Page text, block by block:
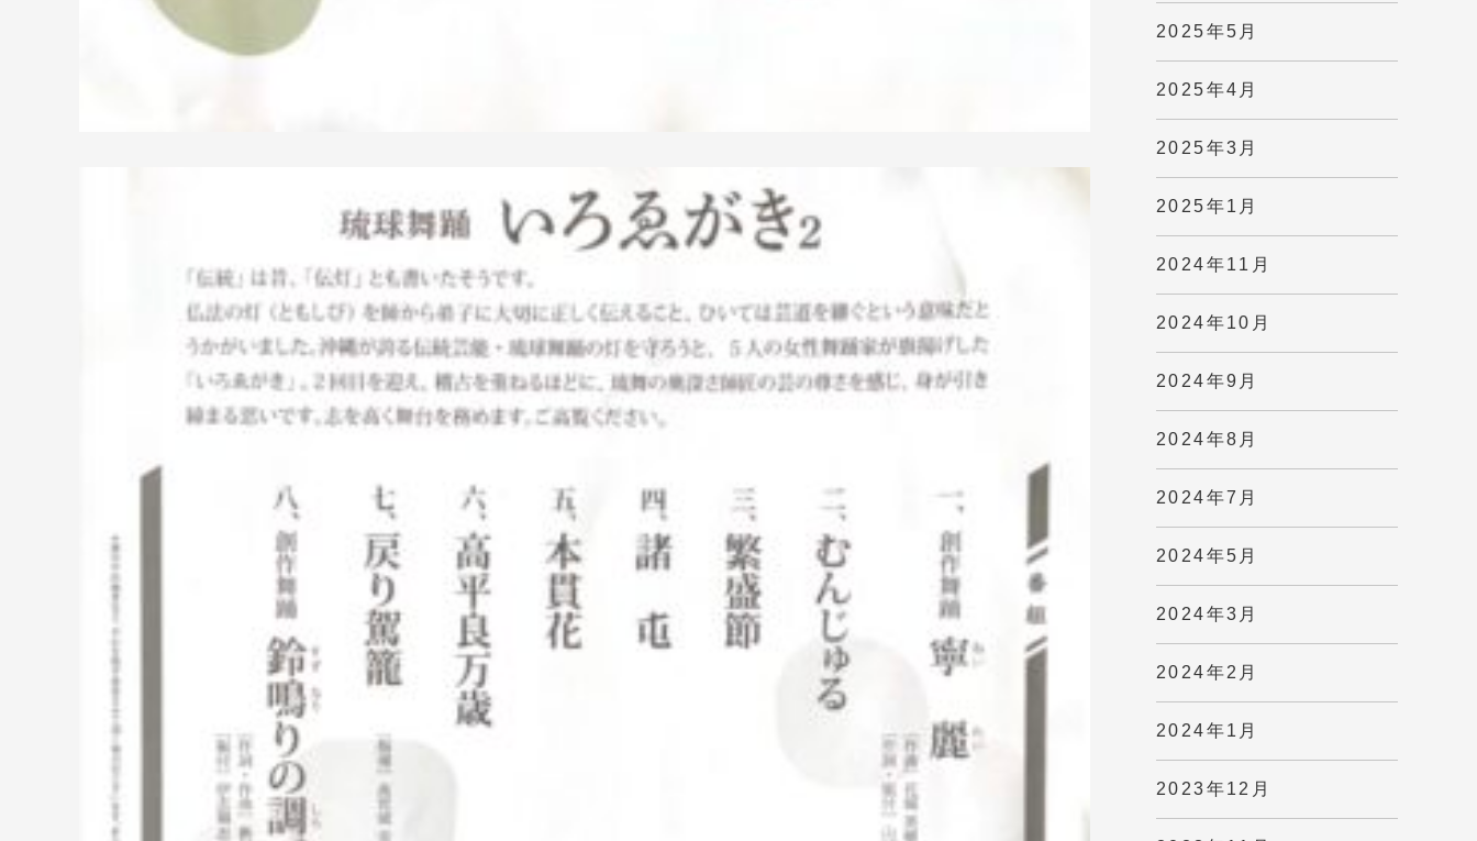
2025年5月
2025年4月
2025年3月
2025年1月
2024年11月
2024年10月
2024年9月
2024年8月
2024年7月
2024年5月
2024年3月
2024年2月
2024年1月
2023年12月